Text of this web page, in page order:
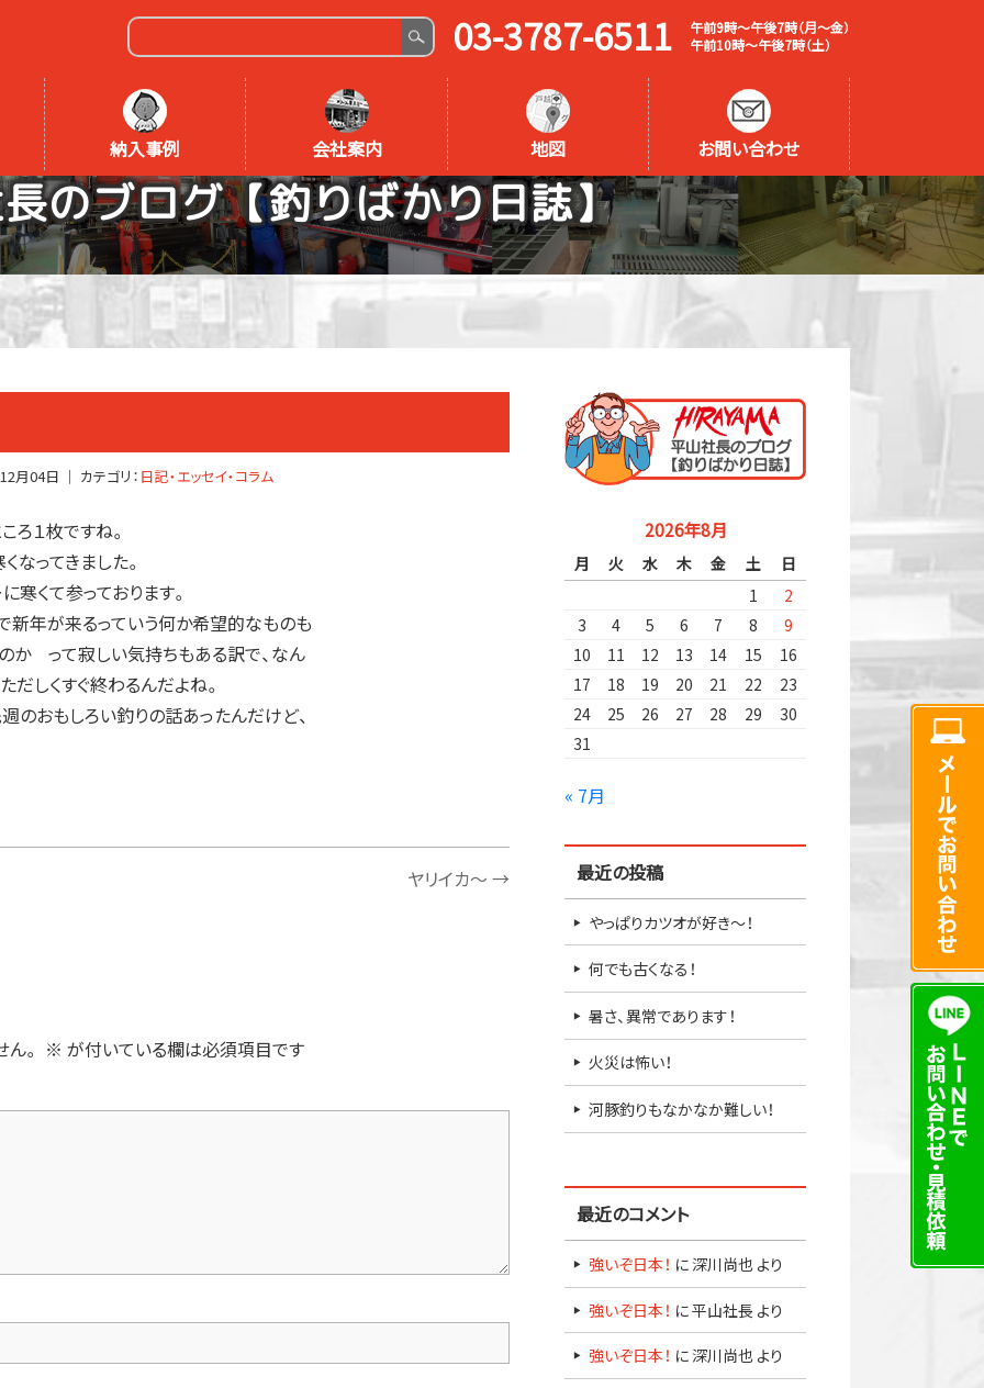
03-3787-6511
午前9時～午後7時（月～金）
午前10時～午後7時（土）
納入事例 会社案内 地図 お問い合わせ
のブログ【釣りばかり日誌】
月04日 ｜ カテゴリ： 日記・エッセイ・コラム
ろ１枚ですね。
なってきました。
くて参っております。
新年が来るっていう何か希望的なものも
か って寂しい気持ちもある訳で、なん
しくすぐ終わるんだよね。
のおもしろい釣りの話あったんだけど、
ヤリイカ～ →
。 ※ が付いている欄は必須項目です
2026年8月
月 火 水 木 金 土
日
1
2
3
4 5 6 7 8
9
10
11 12 13 14 15
16
17
18 19 20 21 22
23
24
25 26 27 28 29
30
31
« 7月
最近の投稿
やっぱりカツオが好き～！
何でも古くなる！
暑さ、異常であります！
火災は怖い！
河豚釣りもなかなか難しい！
最近のコメント
強いぞ日本！ に 深川尚也 より
強いぞ日本！ に平山社長 より
強いぞ日本！ に 深川尚也 より